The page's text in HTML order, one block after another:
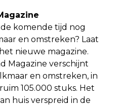
komende tijd nog
en omstreken? Laat
nieuwe magazine.
Magazine verschijnt
en omstreken, in
105.000 stuks. Het
huis verspreid in de